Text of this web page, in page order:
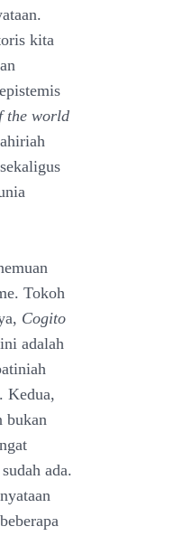
kita
the world
Tokoh
Cogito
ini adalah
Kedua,
bukan
ada.